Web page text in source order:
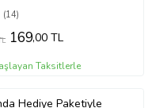
(14)
169,00 TL
Taksitlerle
Hediye Paketiyle